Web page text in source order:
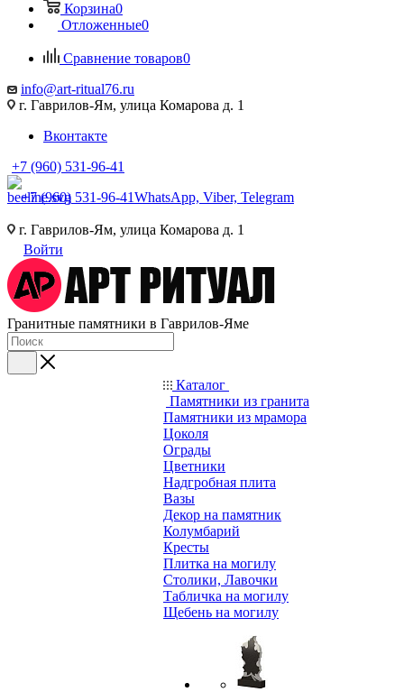
Корзина0
Отложенные0
Сравнение товаров0
info@art-ritual76.ru
г. Гаврилов-Ям, улица Комарова д. 1
Вконтакте
+7 (960) 531-96-41
+7 (960) 531-96-41WhatsApp, Viber, Telegram
г. Гаврилов-Ям, улица Комарова д. 1
Войти
Гранитные памятники в Гаврилов-Яме
Каталог
Памятники из гранита
Памятники из мрамора
Цоколя
Ограды
Цветники
Надгробная плита
Вазы
Декор на памятник
Колумбарий
Кресты
Плитка на могилу
Столики, Лавочки
Табличка на могилу
Щебень на могилу